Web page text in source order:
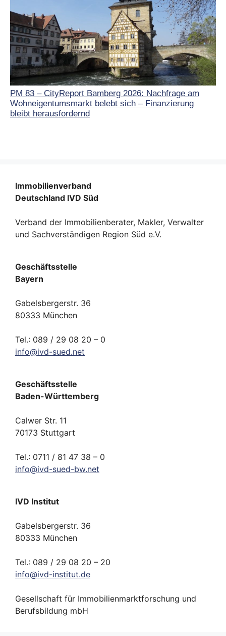
PM 83 – CityReport Bamberg 2026: Nachfrage am
Wohneigentumsmarkt belebt sich – Finanzierung
bleibt herausfordernd
Immobilienverband
Deutschland IVD Süd
Verband der Immobilienberater, Makler, Verwalter
und Sachverständigen Region Süd e.V.
Geschäftsstelle
Bayern
Gabelsbergerstr. 36
80333 München
Tel.: 089 / 29 08 20 – 0
info@ivd-sued.net
Geschäftsstelle
Baden-Württemberg
Calwer Str. 11
70173 Stuttgart
Tel.: 0711 / 81 47 38 – 0
info@ivd-sued-bw.net
IVD Institut
Gabelsbergerstr. 36
80333 München
Tel.: 089 / 29 08 20 – 20
info@ivd-institut.de
Gesellschaft für Immobilienmarktforschung und
Berufsbildung mbH